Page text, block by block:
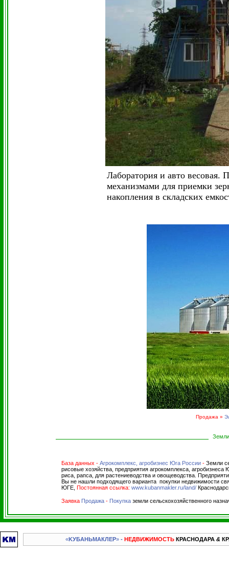
Лаборатория и авто весовая.
механизмами для приемки
накопления в складских
Продажа »
Земли
База данных - Агрокомплекс, агробизнес Юга России - Земли
рисовые хозяйства, предприятия агрокомплекса, агробизнеса
риса, рапса, для растениеводства и овощеводства.
Вы не нашли подходящего варианта покупки недвижимости
ЮГЕ, Постоянная ссылка: www.kubanmakler.ru/land/
Заявка Продажа - Покупказемли сельскохозяйственного
«KУБАНЬМАКЛЕР»- НЕДВИЖИМОСТЬ КРАСНОДАРА &